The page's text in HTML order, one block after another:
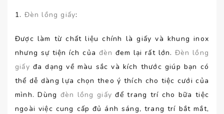
1. Đèn lồng giấy:
Được làm từ chất liệu chính là giấy và khung inox
nhưng sự tiện ích của đèn đem lại rất lớn. Đèn lồng
giấy đa dạng về màu sắc và kích thước giúp bạn có
thể dễ dàng lựa chọn theo ý thích cho tiệc cưới của
mình. Dùng đèn lồng giấy để trang trí cho bữa tiệc
ngoài việc cung cấp đủ ánh sáng, trang trí bắt mắt,